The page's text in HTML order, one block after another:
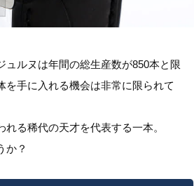
ュルヌは年間の総生産数が850本と限
を手に入れる機会は非常に限られて
る稀代の天才を代表する一本。
か？